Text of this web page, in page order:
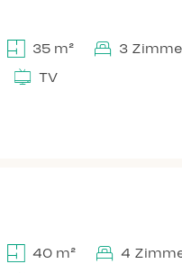
35 m²
3
TV
40 m²
4